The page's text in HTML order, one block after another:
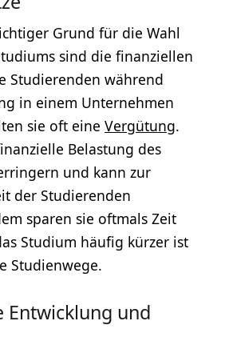
Grund für die Wahl
sind die finanziellen
Studierenden während
in einem Unternehmen
sie oft eine Vergütung.
Belastung des
und kann zur
der Studierenden
sparen sie oftmals Zeit
Studium häufig kürzer ist
Studienwege.
Entwicklung und